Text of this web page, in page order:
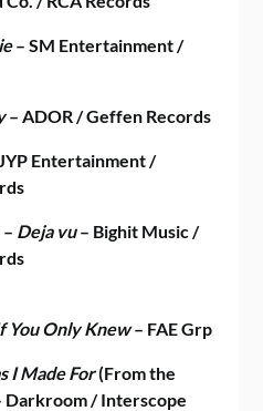
– SM Entertainment /
– ADOR / Geffen Records
Entertainment /
Deja vu– Bighit Music /
You Only Knew– FAE Grp
I Made For(From the
Darkroom / Interscope